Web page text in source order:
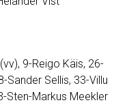
9-Reigo Käis, 26-
Sander Sellis, 33-Villu
Sten-Markus Meekler